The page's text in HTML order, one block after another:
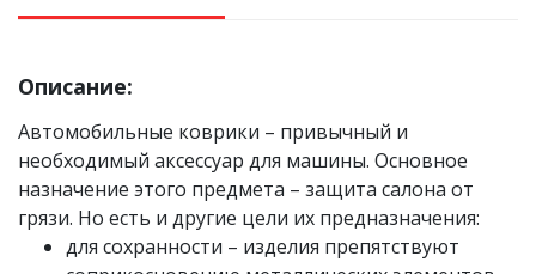
Описание:
Автомобильные коврики – привычный и
необходимый аксессуар для машины. Основное
назначение этого предмета – защита салона от
грязи. Но есть и другие цели их предназначения:
для сохранности – изделия препятствуют